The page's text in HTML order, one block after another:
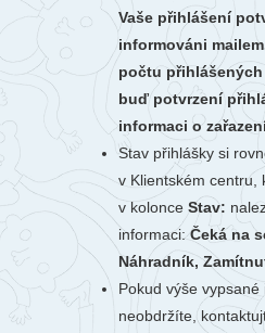
Vaše přihlášení
informováni
počtu
buď potvrzení
informaci o
Stav přihlášky si
v Klientském centru,
v kolonce Stav:
informaci:Čeká na
Náhradník,
Pokud výše vypsané
neobdržíte,